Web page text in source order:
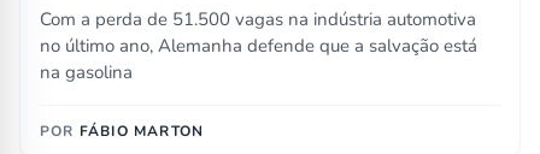
Com a perda de 51.500 vagas na indústria automotiva
no último ano, Alemanha defende que a salvação está
na gasolina
POR FÁBIO MARTON